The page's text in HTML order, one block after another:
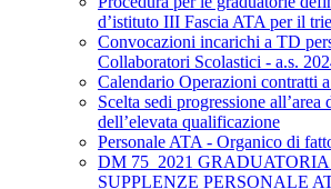
d’istituto III Fascia ATA per il
Convocazioni incarichi a TD
Collaboratori Scolastici - a.s.
Calendario Operazioni contratti
Scelta sedi progressione
dell’elevata qualificazione
Personale ATA - Organico di
DM 75_2021
SUPPLENZE PERSONALE